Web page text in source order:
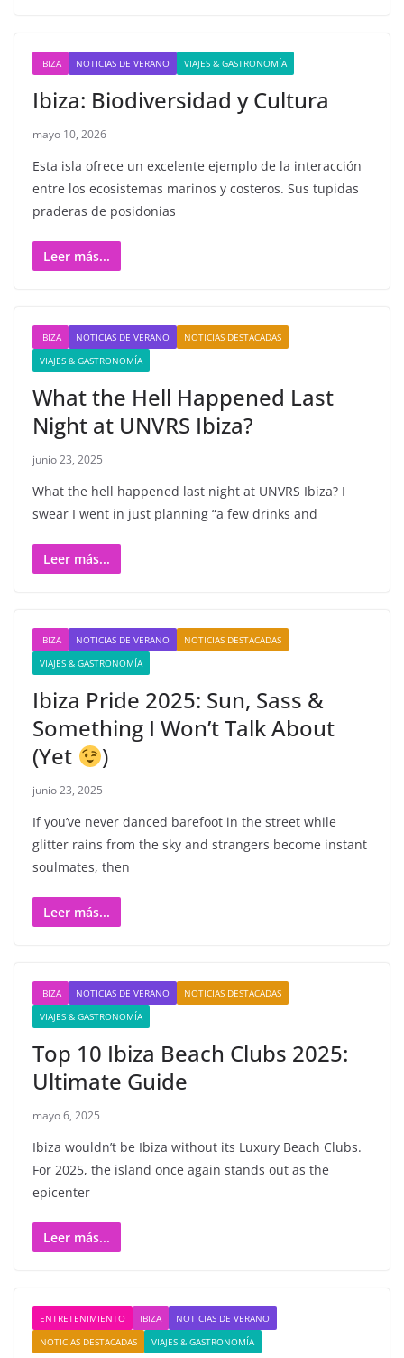
IBIZA NOTICIAS DE VERANO VIAJES & GASTRONOMÍA
Ibiza: Biodiversidad y Cultura
mayo 10, 2026
Esta isla ofrece un excelente ejemplo de la interacción
entre los ecosistemas marinos y costeros. Sus tupidas
praderas de posidonias
Leer más...
IBIZA NOTICIAS DE VERANO
NOTICIAS DESTACADAS
VIAJES & GASTRONOMÍA
What the Hell Happened Last
Night at UNVRS Ibiza?
junio 23, 2025
What the hell happened last night at UNVRS Ibiza? I
swear I went in just planning “a few drinks and
Leer más...
IBIZA NOTICIAS DE VERANO
NOTICIAS DESTACADAS
VIAJES & GASTRONOMÍA
Ibiza Pride 2025: Sun, Sass &
Something I Won’t Talk About
(Yet
)
junio 23, 2025
If you’ve never danced barefoot in the street while
glitter rains from the sky and strangers become instant
soulmates, then
Leer más...
IBIZA NOTICIAS DE VERANO
NOTICIAS DESTACADAS
VIAJES & GASTRONOMÍA
Top 10 Ibiza Beach Clubs 2025:
Ultimate Guide
mayo 6, 2025
Ibiza wouldn’t be Ibiza without its Luxury Beach Clubs.
For 2025, the island once again stands out as the
epicenter
Leer más...
ENTRETENIMIENTO IBIZA
NOTICIAS DE VERANO
NOTICIAS DESTACADAS
VIAJES & GASTRONOMÍA